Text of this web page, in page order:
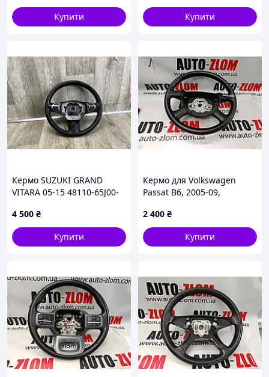
Купити
Купити
Кермо SUZUKI GRAND
VITARA 05-15 48110-65J00-
4 500 ₴
Купити
Кермо для Volkswagen
Passat B6, 2005-09,
2 400 ₴
Купити